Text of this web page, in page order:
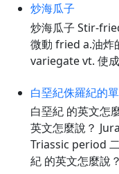
炒海瓜子
炒海瓜子 Stir-
微動 fried a.油炸
variegate vt. 使
白堊紀侏羅紀的
白堊紀 的英文怎
英文怎麼說？
Triassic period
紀 的英文怎麼說